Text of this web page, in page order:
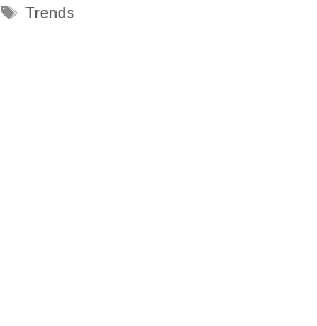
Schlagwörter
Trends